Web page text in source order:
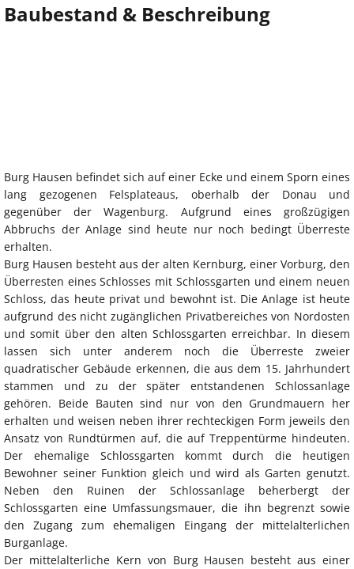
Baubestand & Beschreibung
Burg Hausen befindet sich auf einer Ecke und einem Sporn eines
lang gezogenen Felsplateaus, oberhalb der Donau und
gegenüber der Wagenburg. Aufgrund eines großzügigen
Abbruchs der Anlage sind heute nur noch bedingt Überreste
erhalten.
Burg Hausen besteht aus der alten Kernburg, einer Vorburg, den
Überresten eines Schlosses mit Schlossgarten und einem neuen
Schloss, das heute privat und bewohnt ist. Die Anlage ist heute
aufgrund des nicht zugänglichen Privatbereiches von Nordosten
und somit über den alten Schlossgarten erreichbar. In diesem
lassen sich unter anderem noch die Überreste zweier
quadratischer Gebäude erkennen, die aus dem 15. Jahrhundert
stammen und zu der später entstandenen Schlossanlage
gehören. Beide Bauten sind nur von den Grundmauern her
erhalten und weisen neben ihrer rechteckigen Form jeweils den
Ansatz von Rundtürmen auf, die auf Treppentürme hindeuten.
Der ehemalige Schlossgarten kommt durch die heutigen
Bewohner seiner Funktion gleich und wird als Garten genutzt.
Neben den Ruinen der Schlossanlage beherbergt der
Schlossgarten eine Umfassungsmauer, die ihn begrenzt sowie
den Zugang zum ehemaligen Eingang der mittelalterlichen
Burganlage.
Der mittelalterliche Kern von Burg Hausen besteht aus einer